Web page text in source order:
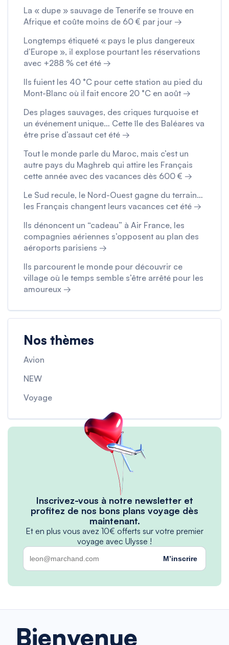
La « dupe » sauvage de Tenerife se trouve en
Afrique et coûte moins de 60 € par jour →
Longtemps étiqueté « pays le plus dangereux
d’Europe », il explose pourtant les réservations
avec +288 % cet été →
Ils fuient les 40 °C pour cette station au pied du
Mont-Blanc où il fait encore 20 °C en août →
Des plages sauvages, des criques turquoise et
un événement unique… Cette île des Baléares va
être prise d’assaut cet été →
Tout le monde parle du Maroc, mais c’est un
autre pays du Maghreb qui attire les Français
cette année avec des vacances dès 600 € →
Le Sud recule, le Nord-Ouest gagne du terrain…
les Français changent leurs vacances cet été →
Ils dénoncent un “cadeau” à Air France, les
compagnies aériennes s’opposent au plan des
aéroports parisiens →
Ils parcourent le monde pour découvrir ce
village où le temps semble s’être arrêté pour les
amoureux →
Nos thèmes
Avion
NEW
Voyage
Inscrivez-vous à notre newsletter et
profitez de nos bons plans voyage dès
maintenant.
Et en plus vous avez 10€ offerts sur votre premier
voyage avec Ulysse !
M’inscrire
Bienvenue